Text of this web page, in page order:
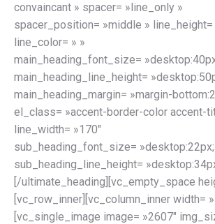
convaincant » spacer= »line_only »
spacer_position= »middle » line_height=
line_color= » »
main_heading_font_size=
main_heading_line_height=
main_heading_margin= »margin-
el_class= »accent-border-color accent-
line_width= »170″
sub_heading_font_size= »desktop:22px;
sub_heading_line_height=
[/ultimate_heading][vc_empty_space
[vc_row_inner][vc_column_inner width=
[vc_single_image image= »2607″